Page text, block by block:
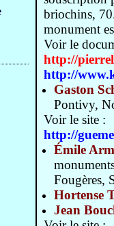
briochins,
monument
Voir le
http://
http://
Gaston
Pontivy,
Voir le site :
http://
Émile
Fougères,
Hortense
Jean